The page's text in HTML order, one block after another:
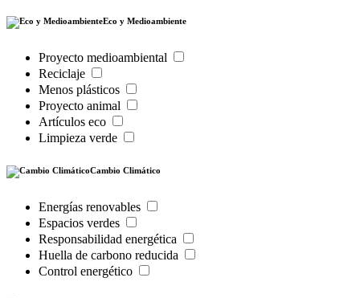
Eco y Medioambiente
Proyecto medioambiental
Reciclaje
Menos plásticos
Proyecto animal
Artículos eco
Limpieza verde
Cambio Climático
Energías renovables
Espacios verdes
Responsabilidad energética
Huella de carbono reducida
Control energético